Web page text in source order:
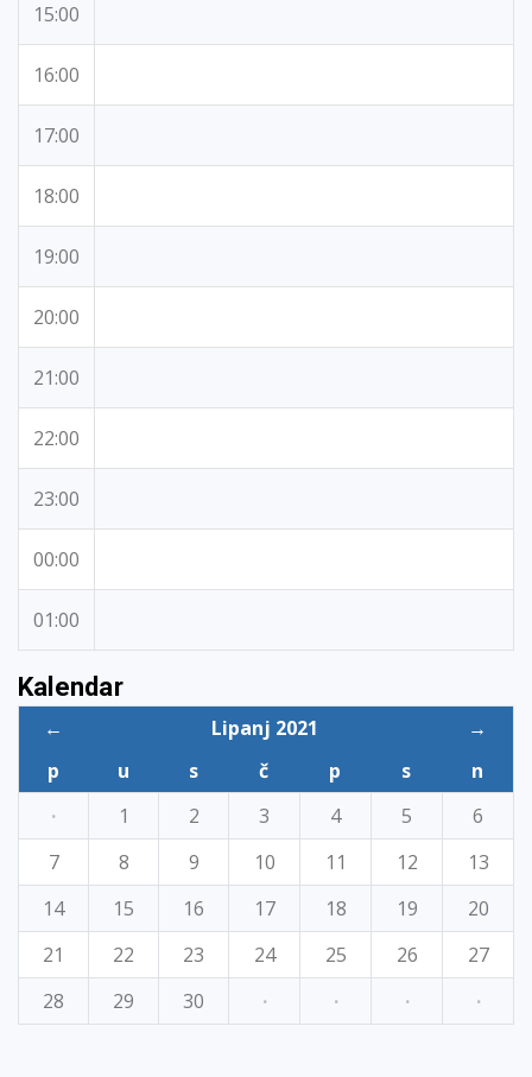
15:00
16:00
17:00
18:00
19:00
20:00
21:00
22:00
23:00
00:00
01:00
Kalendar
← Lipanj 2021
→
p
u s č p s
n
·
1 2 3 4 5
6
7
8 9 10 11 12
13
14
15 16 17 18 19
20
21
22 23 24 25 26
27
28
29 30 · · · ·